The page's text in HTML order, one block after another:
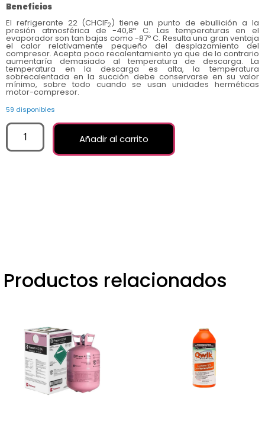
Beneficios
El refrigerante 22 (CHCIF2 ) tiene un punto de ebullición a la
presión atmosférica de -40,8º C. Las temperaturas en el
evaporador son tan bajas como -87º C. Resulta una gran ventaja
el calor relativamente pequeño del desplazamiento del
compresor. Acepta poco recalentamiento ya que de lo contrario
aumentaría demasiado al temperatura de descarga. La
temperatura en la descarga es alta, la temperatura
sobrecalentada en la succión debe conservarse en su valor
mínimo, sobre todo cuando se usan unidades herméticas
motor-compresor.
59 disponibles
Añadir al carrito
Productos relacionados